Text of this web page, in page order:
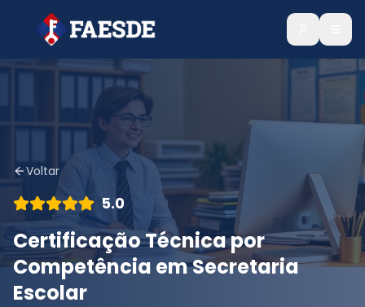
Voltar
5.0
Certificação Técnica por
Competência em Secretaria
Escolar